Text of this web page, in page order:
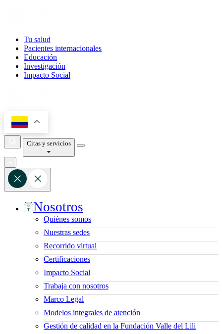
Tu salud
Pacientes internacionales
Educación
Investigación
Impacto Social
Citas y servicios
Nosotros
Quiénes somos
Nuestras sedes
Recorrido virtual
Certificaciones
Impacto Social
Trabaja con nosotros
Marco Legal
Modelos integrales de atención
Gestión de calidad en la Fundación Valle del Lili